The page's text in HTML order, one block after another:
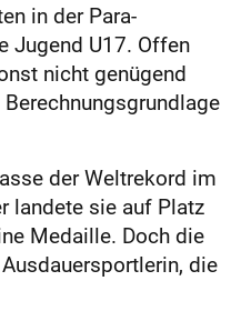
in der Para-
Jugend U17. Offen
nicht genügend
der Weltrekord im
landete sie auf Platz
Medaille. Doch die
die